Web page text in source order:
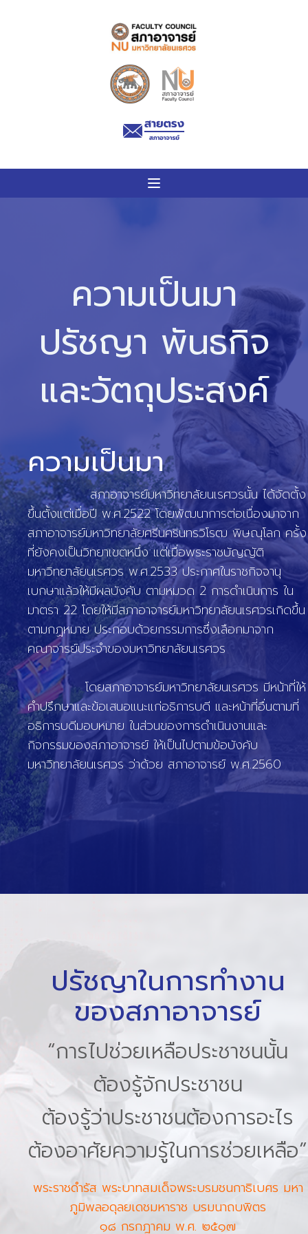
ความเป็นมา
ปรัชญา พันธกิจ
และวัตถุประสงค์
ความเป็นมา
สภาอาจารย์มหาวิทยาลัยนเรศวรนั้น ได้จัดตั้ง
ขึ้นตั้งแต่เมื่อปี พ.ศ.2522 โดยพัฒนาการต่อเนื่องมาจาก
สภาอาจารย์มหาวิทยาลัยศรีนครินทรวิโรฒ พิษณุโลก ครั้ง
ที่ยังคงเป็นวิทยาเขตหนึ่ง แต่เมื่อพระราชบัญญัติ
มหาวิทยาลัยนเรศวร พ.ศ.2533 ประกาศในราชกิจจานุ
เบกษาแล้วให้มีผลบังคับ ตามหมวด 2 การดำเนินการ ใน
มาตรา 22 โดยให้มีสภาอาจารย์มหาวิทยาลัยนเรศวรเกิดขึ้น
ตามกฏหมาย ประกอบด้วยกรรมการซึ่งเลือกมาจาก
คณาจารย์ประจำของมหาวิทยาลัยนเรศวร
โดยสภาอาจารย์มหาวิทยาลัยนเรศวร มีหน้าที่ให้
คำปรึกษาและข้อเสนอแนะแก่อธิการบดี และหน้าที่อื่นตามที่
อธิการบดีมอบหมาย ในส่วนของการดำเนินงานและ
กิจกรรมของสภาอาจารย์ ให้เป็นไปตามข้อบังคับ
มหาวิทยาลัยนเรศวร ว่าด้วย สภาอาจารย์ พ.ศ.2560
ปรัชญาในการทำงาน
ของสภาอาจารย์
“การไปช่วยเหลือประชาชนนั้น
ต้องรู้จักประชาชน
ต้องรู้ว่าประชาชนต้องการอะไร
ต้องอาศัยความรู้ในการช่วยเหลือ”
พระราชดำรัส พระบาทสมเด็จพระบรมชนกาธิเบศร มหา
ภูมิพลอดุลยเดชมหาราช บรมนาถบพิตร
๑๘ กรกฎาคม พ.ศ. ๒๕๑๗